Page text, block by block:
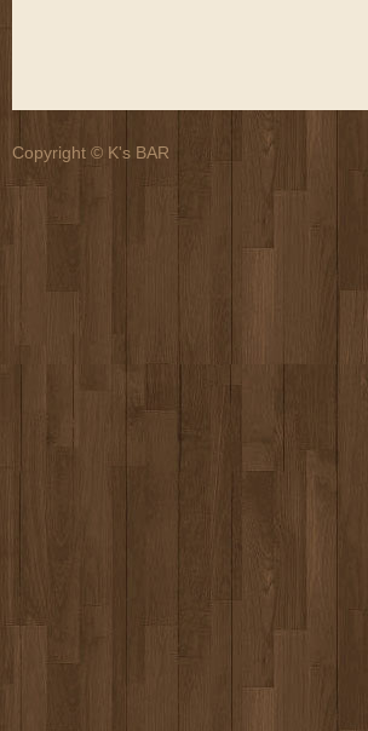
Copyright © K's BAR